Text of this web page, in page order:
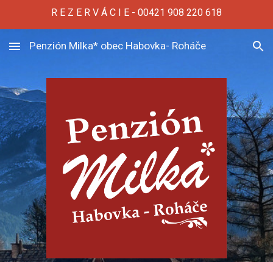
R E Z E R V Á C I E - 00421 908 220 618
Penzión Milka* obec Habovka- Roháče